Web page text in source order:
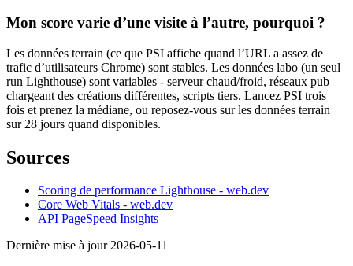
Mon score varie d’une visite à l’autre, pourquoi ?
Les données terrain (ce que PSI affiche quand l’URL a assez de
trafic d’utilisateurs Chrome) sont stables. Les données labo (un seul
run Lighthouse) sont variables - serveur chaud/froid, réseaux pub
chargeant des créations différentes, scripts tiers. Lancez PSI trois
fois et prenez la médiane, ou reposez-vous sur les données terrain
sur 28 jours quand disponibles.
Sources
Scoring de performance Lighthouse - web.dev
Core Web Vitals - web.dev
API PageSpeed Insights
Dernière mise à jour 2026-05-11